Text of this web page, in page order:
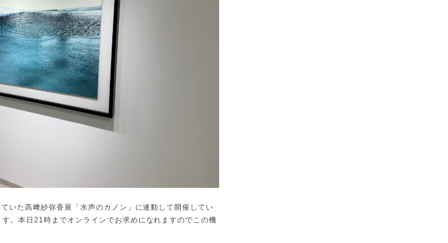
いた髙﨑紗弥香展「水声のカノン」に連動して開催してい
。本日21時までオンラインでお求めになれますのでこの機